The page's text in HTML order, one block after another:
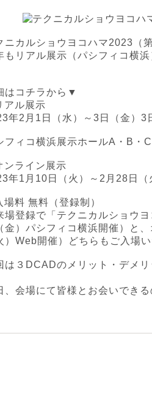
ニカルショウヨコハマ2023（
もリアル展示（パシフィコ横
はコチラから▼
アル展示
年2月1日（水）～3日（金）
フィコ横浜展示ホールA・B
ンライン展示
年1月10日（火）～2月28日（
場料 無料（登録制）
場登録で「テクニカルショウ
金）パシフィコ横浜開催）と
）Web開催）どちらもご入場い
は３DCADのメリット・デメ
、会場にて皆様とお会いでき